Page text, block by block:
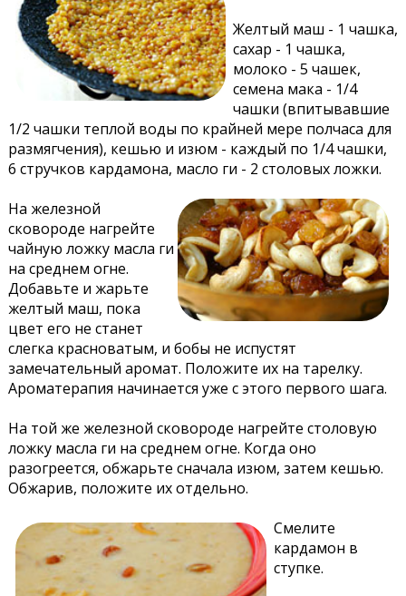
Желтый маш - 1 чашка,
сахар - 1 чашка,
молоко - 5 чашек,
семена мака - 1/4
чашки (впитывавшие
1/2 чашки теплой воды по крайней мере полчаса для
размягчения), кешью и изюм - каждый по 1/4 чашки,
6 стручков кардамона, масло ги - 2 столовых ложки.
На железной
сковороде нагрейте
чайную ложку масла ги
на среднем огне.
Добавьте и жарьте
желтый маш, пока
цвет его не станет
слегка красноватым, и бобы не испустят
замечательный аромат. Положите их на тарелку.
Ароматерапия начинается уже с этого первого шага.
На той же железной сковороде нагрейте столовую
ложку масла ги на среднем огне. Когда оно
разогреется, обжарьте сначала изюм, затем кешью.
Обжарив, положите их отдельно.
Смелите
кардамон в
ступке.